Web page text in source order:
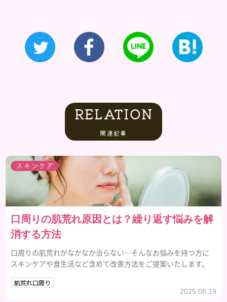
RELATION
関連記事
スキンケア
口周りの肌荒れ原因とは？繰り返す悩みを解
消する方法
口周りの肌荒れがなかなか治らない…そんなお悩みを持つ方に
スキンケアや食生活など含めて改善方法をご提案いたします。
肌荒れ口周り
2025.08.19